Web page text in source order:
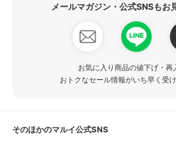
メールマガジン・公式SNSもお
お気に入り商品の値下げ・再
おトクなセール情報がいち早く受
そのほかのマルイ公式SNS